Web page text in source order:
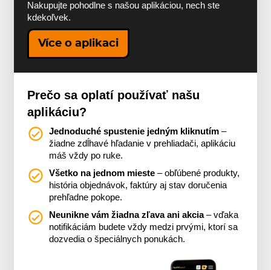
Nakupujte pohodlne s našou aplikáciou, nech ste
kdekoľvek.
Více o aplikaci
Prečo sa oplatí používať našu
aplikáciu?
Jednoduché spustenie jedným kliknutím –
žiadne zdĺhavé hľadanie v prehliadači, aplikáciu
máš vždy po ruke.
Všetko na jednom mieste – obľúbené produkty,
história objednávok, faktúry aj stav doručenia
prehľadne pokope.
Neunikne vám žiadna zľava ani akcia– vďaka
notifikáciám budete vždy medzi prvými, ktorí sa
dozvedia o špeciálnych ponukách.